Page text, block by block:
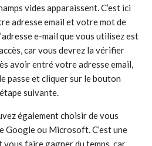
vides apparaissent. C’est ici
adresse email et votre mot de
e-mail que vous utilisez est
car vous devrez la vérifier
avoir entré votre adresse email,
passe et cliquer sur le bouton
suivante.
également choisir de vous
Google ou Microsoft. C’est une
faire gagner du temps, car